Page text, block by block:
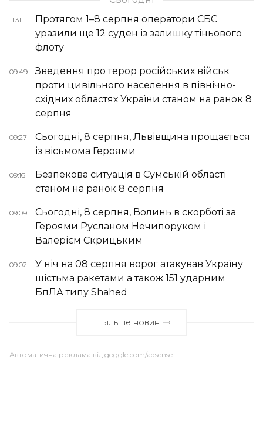
11:31
Протягом 1–8 серпня оператори СБС
уразили ще 12 суден із залишку тіньового
флоту
09:49
Зведення про терор російських військ
проти цивільного населення в північно-
східних областях України станом на ранок 8
серпня
09:27
Сьогодні, 8 серпня, Львівщина прощається
із вісьмома Героями
09:16
Безпекова ситуація в Сумській області
станом на ранок 8 серпня
09:09
Сьогодні, 8 серпня, Волинь в скорботі за
Героями Русланом Нечипоруком і
Валерієм Скрицьким
09:02
У ніч на 08 серпня ворог атакував Україну
шістьма ракетами а також 151 ударним
БпЛА типу Shahed
Більше новин
Автоматична реклама від goggle.com/adsense: